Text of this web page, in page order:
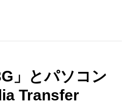
」とパソコン
Transfer